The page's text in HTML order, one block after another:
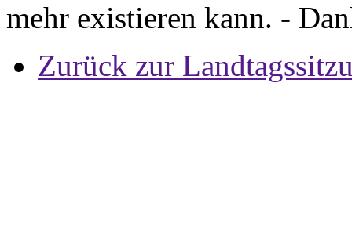
mehr existieren kann. -
Zurück zur